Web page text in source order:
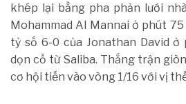
khép lại bằng pha phản lưới
Mohammad Al Mannai ở phút
tỷ số 6-0 của Jonathan David ở
dọn cỗ từ Saliba. Thắng trận
cơ hội tiến vào vòng 1/16 với vị